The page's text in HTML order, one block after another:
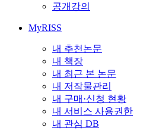
공개강의
MyRISS
내 추천논문
내 책장
내 최근 본 논문
내 저작물관리
내 구매·신청 현황
내 서비스 사용권한
내 관심 DB